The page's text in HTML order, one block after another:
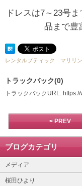
ドレスは7～23号
品まで豊
レンタルブティック マリリ
トラックバック(0)
トラックバックURL:
< PREV
ブログカテゴリ
メディア
桜田ひより